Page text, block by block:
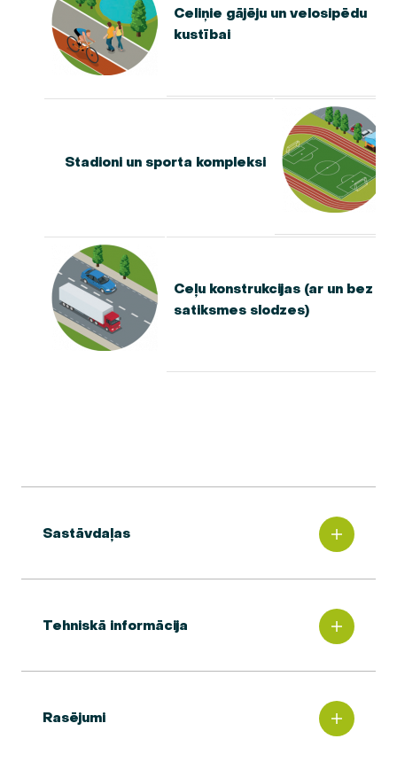
Celiņie gājēju un velosipēdu
kustībai
Stadioni un sporta kompleksi
Ceļu konstrukcijas (ar un bez
satiksmes slodzes)
Sastāvdaļas
Tehniskā informācija
Rasējumi